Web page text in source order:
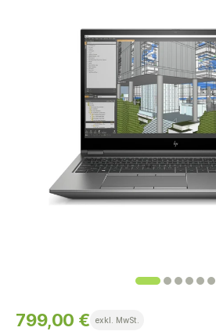
799,00 € exkl. MwSt.